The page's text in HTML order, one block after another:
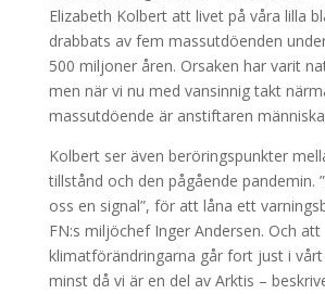
Elizabeth Kolbert att livet på våra lilla
drabbats av fem massutdöenden
500 miljoner åren. Orsaken har varit
men när vi nu med vansinnig takt
massutdöende är anstiftaren
Kolbert ser även beröringspunkter
tillstånd och den pågående pandemin.
oss en signal”, för att låna ett
FN:s miljöchef Inger Andersen. Och att
klimatförändringarna går fort just i
minst då vi är en del av Arktis –